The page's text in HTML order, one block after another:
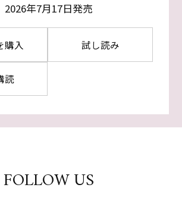
2026年7月17日発売
購入 試し読み
読
FOLLOW US